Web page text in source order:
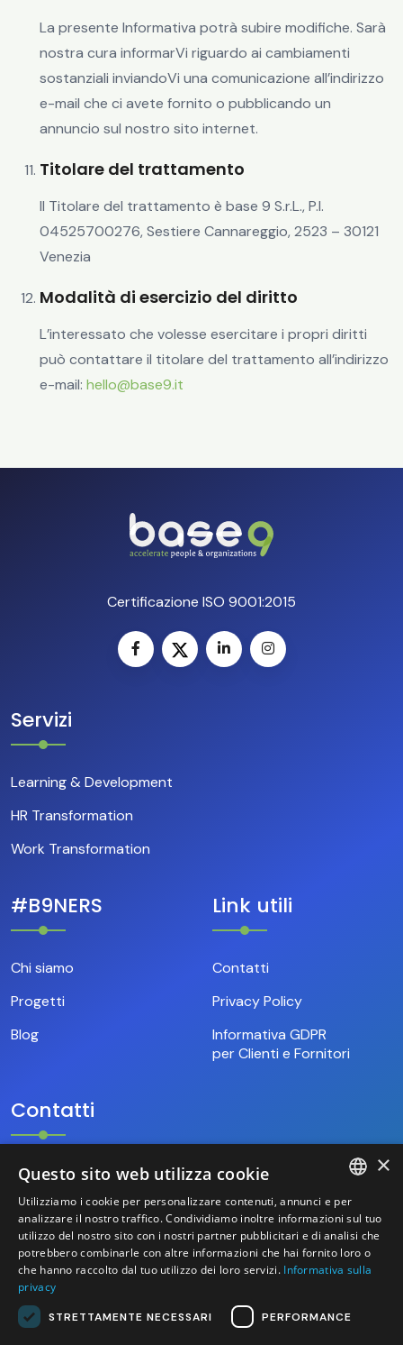
La presente Informativa potrà subire modifiche. Sarà
nostra cura informarVi riguardo ai cambiamenti
sostanziali inviandoVi una comunicazione all’indirizzo
e-mail che ci avete fornito o pubblicando un
annuncio sul nostro sito internet.
Titolare del trattamento
Il Titolare del trattamento è base 9 S.r.L., P.I.
04525700276, Sestiere Cannareggio, 2523 – 30121
Venezia
Modalità di esercizio del diritto
L’interessato che volesse esercitare i propri diritti
può contattare il titolare del trattamento all’indirizzo
e-mail: hello@base9.it
Certificazione ISO 9001:2015
Servizi
Learning & Development
HR Transformation
Work Transformation
#B9NERS
Chi siamo
Progetti
Blog
Link utili
Contatti
Privacy Policy
Informativa GDPR
per Clienti e Fornitori
Contatti
+39.346.69.18.009
hello@base9.it
Sede Legale
Sestiere Cannaregio, 1156/B
Venezia (30121) – Italia
ITALIAN
ENGLISH
×
Questo sito web utilizza cookie
Utilizziamo i cookie per personalizzare contenuti, annunci e per
analizzare il nostro traffico. Condividiamo inoltre informazioni sul tuo
utilizzo del nostro sito con i nostri partner pubblicitari e di analisi che
potrebbero combinarle con altre informazioni che hai fornito loro o
che hanno raccolto dal tuo utilizzo dei loro servizi. Informativa sulla
privacy
STRETTAMENTE NECESSARI PERFORMANCE